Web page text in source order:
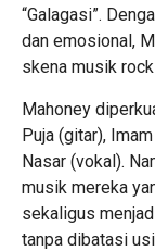
“Galagasi”.
dan emosional,
skena musik
Mahoney
Puja (gitar),
Nasar (vokal).
musik mereka
sekaligus
tanpa dibatasi